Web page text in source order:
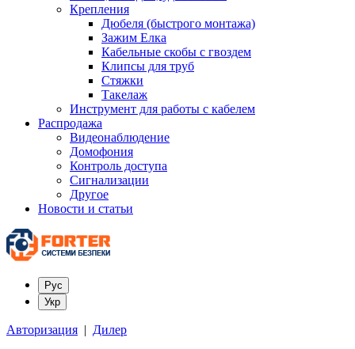
Крепления
Дюбеля (быстрого монтажа)
Зажим Елка
Кабельные скобы с гвоздем
Клипсы для труб
Стяжки
Такелаж
Инструмент для работы с кабелем
Распродажа
Видеонаблюдение
Домофония
Контроль доступа
Сигнализации
Другое
Новости и статьи
Рус
Укр
Авторизация | Дилер